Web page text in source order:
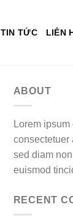
TIN TỨC LIÊN
ABOUT
Lorem
consectetuer
sed diam
euismod
RECENT